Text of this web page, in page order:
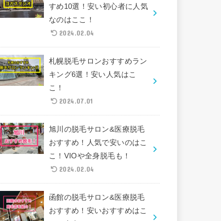
すめ10選！安い初心者に人気
なのはここ！
2024.02.04
札幌脱毛サロンおすすめラン
キング6選！安い人気はこ
こ！
2024.07.01
旭川の脱毛サロン&医療脱毛
おすすめ！人気で安いのはこ
こ！VIOや全身脱毛も！
2024.02.04
函館の脱毛サロン&医療脱毛
おすすめ！安いおすすめはこ